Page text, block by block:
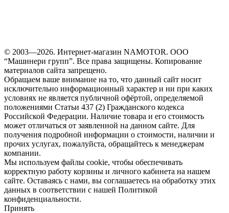
© 2003—2026. Интернет-магазин NAMOTOR. ООО
“Машинери групп”. Все права защищены. Копирование
материалов сайта запрещено.
Обращаем ваше внимание на то, что данный сайт носит
исключительно информационный характер и ни при каких
условиях не является публичной офёртой, определяемой
положениями Статьи 437 (2) Гражданского кодекса
Российской Федерации. Наличие товара и его стоимость
может отличаться от заявленной на данном сайте. Для
получения подробной информации о стоимости, наличии и
прочих услугах, пожалуйста, обращайтесь к менеджерам
компании.
Мы используем файлы cookie, чтобы обеспечивать
корректную работу корзины и личного кабинета на нашем
сайте. Оставаясь с нами, вы соглашаетесь на обработку этих
данных в соответствии с нашей Политикой
конфиденциальности.
Принять